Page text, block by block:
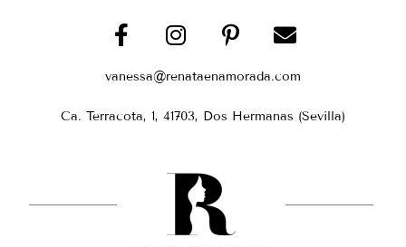
vanessa@renataenamorada.com
Ca. Terracota, 1, 41703, Dos Hermanas (Sevilla)